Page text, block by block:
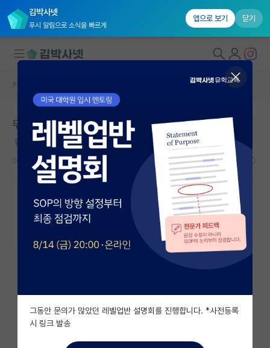
김박사넷
푸시 알림으로 소식을 빠르게
앱으로 보기 닫기
대학원생 모집
국내대학원 정보
연구실&오픈랩
커뮤니티
커뮤니티 홈
전체글보기
베스트 게시판
자유 게시판(아무개랩)
미국 유학 게시판
미국 대학원 합격 후기 게시판
커뮤니티 홈
무엇인가를 관두고 싶어하는 분에게
열정적인 스티븐 호킹
2022.03.13 24 69902
그동안 문의가 많았던 레벨업반 설명회를 진행합니다. *사전등록
시 링크 발송